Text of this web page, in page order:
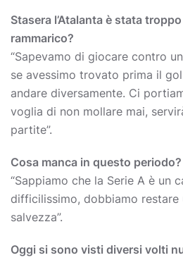
Stasera l’Atalanta è stata
rammarico?
“Sapevamo di giocare contro
se avessimo trovato prima il
andare diversamente. Ci
voglia di non mollare mai,
partite”.
Cosa manca in questo periodo?
“Sappiamo che la Serie A è un
difficilissimo, dobbiamo restare
salvezza”.
Oggi si sono visti diversi volti